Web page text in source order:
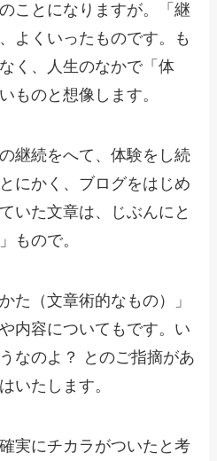
ことになりますが。「継
よくいったものです。も
く、人生のなかで「体
ものと想像します。
継続をへて、体験をし続
にかく、ブログをはじめ
いた文章は、じぶんにと
もので。
た（文章術的なもの）」
内容についてもです。い
なのよ？ とのご指摘があ
いたします。
実にチカラがついたと考